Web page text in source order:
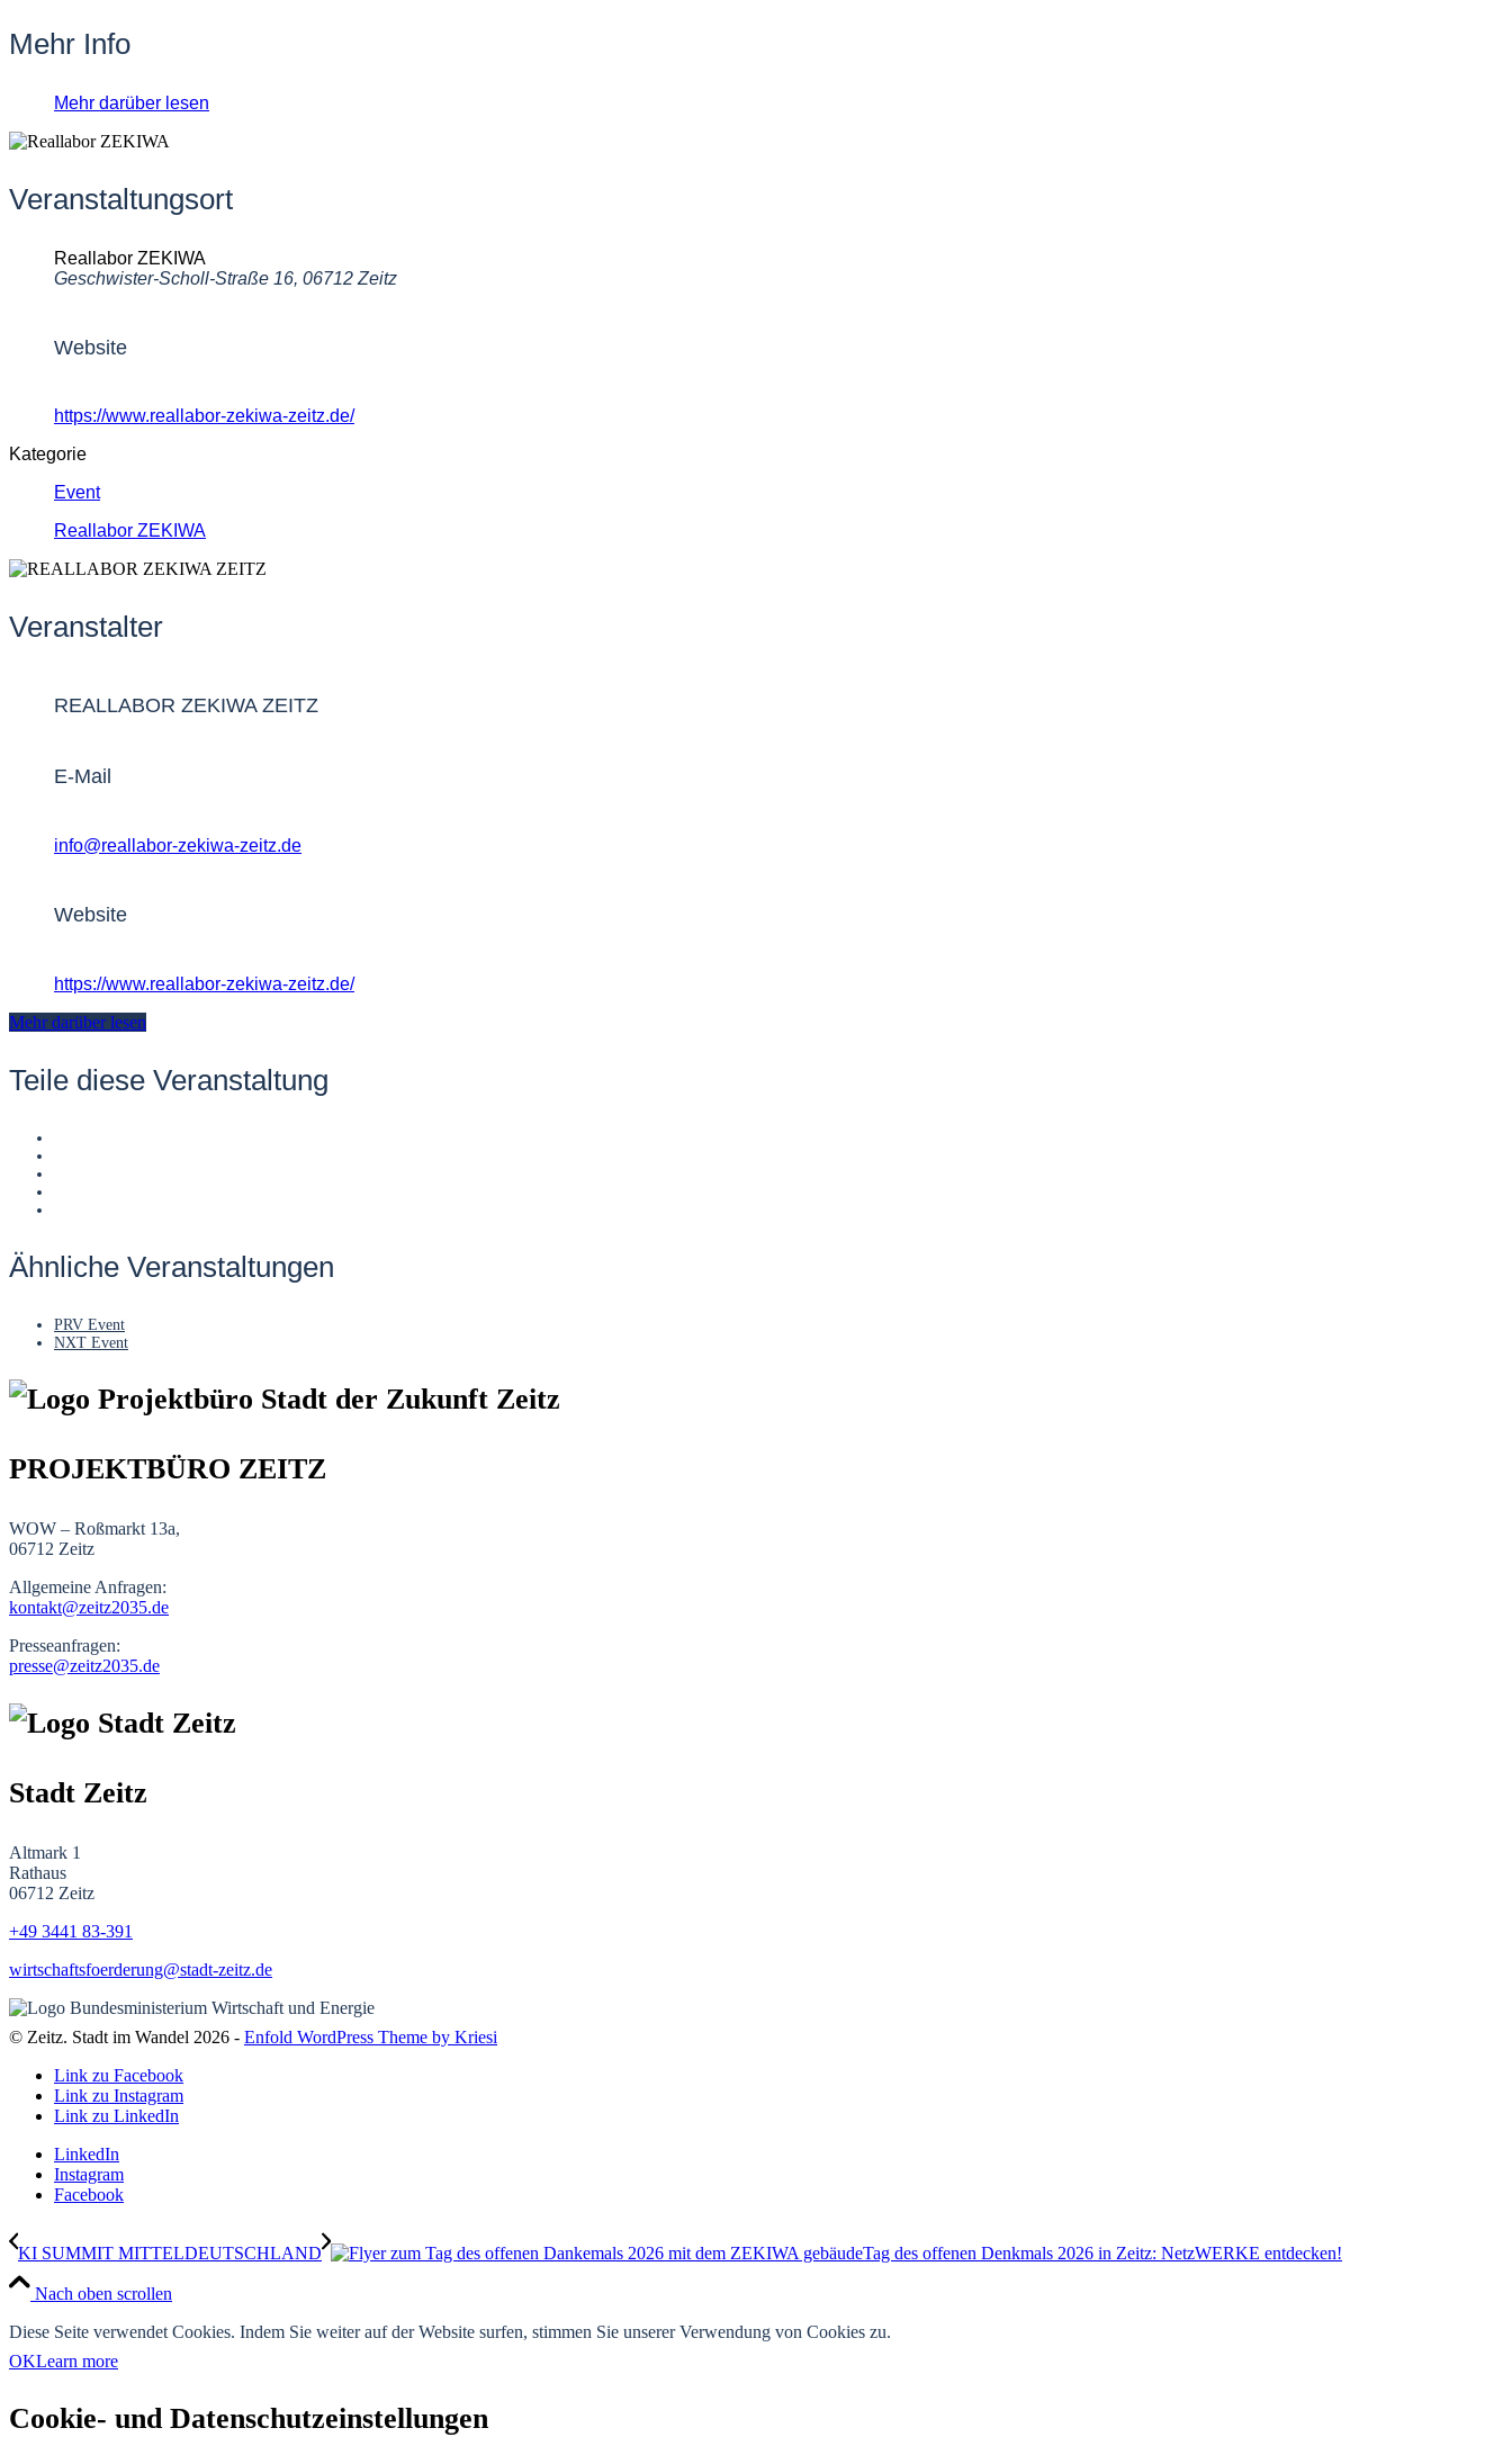
Mehr Info
Mehr darüber lesen
Veranstaltungsort
Reallabor ZEKIWA
Geschwister-Scholl-Straße 16, 06712 Zeitz
Website
https://www.reallabor-zekiwa-zeitz.de/
Kategorie
Event
Reallabor ZEKIWA
Veranstalter
REALLABOR ZEKIWA ZEITZ
E-Mail
info@reallabor-zekiwa-zeitz.de
Website
https://www.reallabor-zekiwa-zeitz.de/
Mehr darüber lesen
Teile diese Veranstaltung
Ähnliche Veranstaltungen
PRV Event
NXT Event
PROJEKTBÜRO ZEITZ
WOW – Roßmarkt 13a,
06712 Zeitz
Allgemeine Anfragen:
kontakt@zeitz2035.de
Presseanfragen:
presse@zeitz2035.de
Stadt Zeitz
Altmark 1
Rathaus
06712 Zeitz
+49 3441 83-391
wirtschaftsfoerderung@stadt-zeitz.de
© Zeitz. Stadt im Wandel 2026 - Enfold WordPress Theme by Kriesi
Link zu Facebook
Link zu Instagram
Link zu LinkedIn
LinkedIn
Instagram
Facebook
KI SUMMIT MITTELDEUTSCHLAND Tag des offenen Denkmals 2026 in Zeitz: NetzWERKE entdecken!
Nach oben scrollen
Diese Seite verwendet Cookies. Indem Sie weiter auf der Website surfen, stimmen Sie unserer Verwendung von Cookies zu.
OKLearn more
Cookie- und Datenschutzeinstellungen